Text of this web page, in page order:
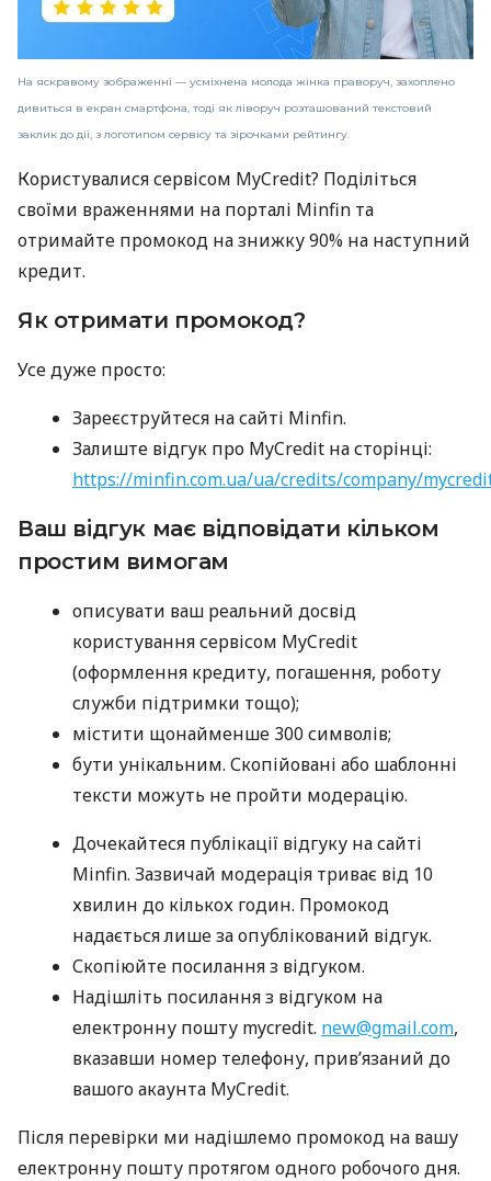
На яскравому зображенні — усміхнена молода жінка праворуч, захоплено
дивиться в екран смартфона, тоді як ліворуч розташований текстовий
заклик до дії, з логотипом сервісу та зірочками рейтингу.
Користувалися сервісом MyCredit? Поділіться
своїми враженнями на порталі Minfin та
отримайте промокод на знижку 90% на наступний
кредит.
Як отримати промокод?
Усе дуже просто:
Зареєструйтеся на сайті Minfin.
Залиште відгук про MyCredit на сторінці:
https://minfin.com.ua/ua/credits/company/
Ваш відгук має відповідати кільком
простим вимогам
описувати ваш реальний досвід
користування сервісом MyCredit
(оформлення кредиту, погашення, роботу
служби підтримки тощо);
містити щонайменше 300 символів;
бути унікальним. Скопійовані або шаблонні
тексти можуть не пройти модерацію.
Дочекайтеся публікації відгуку на сайті
Minfin. Зазвичай модерація триває від 10
хвилин до кількох годин. Промокод
надається лише за опублікований відгук.
Скопіюйте посилання з відгуком.
Надішліть посилання з відгуком на
електронну пошту mycredit. new@gmail.com,
вказавши номер телефону, прив’язаний до
вашого акаунта MyCredit.
Після перевірки ми надішлемо промокод на вашу
електронну пошту протягом одного робочого дня.